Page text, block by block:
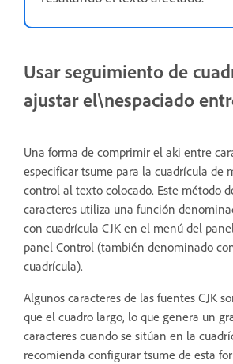
Usar seguimiento de
ajustar el\nespaciado
Una forma de comprimir el aki entre
especificar tsume para la cuadrícula de
control al texto colocado. Este método
caracteres utiliza una función
con cuadrícula CJK en el menú del
panel Control (también denominado
cuadrícula).
Algunos caracteres de las fuentes CJK
que el cuadro largo, lo que genera un
caracteres cuando se sitúan en la
recomienda configurar tsume de esta